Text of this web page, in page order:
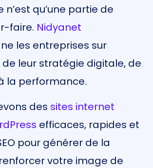
qu’une partie de
faire. Nidyanet
les entreprises sur
de leur stratégie digitale, de
la performance.
des sites internet
efficaces, rapides et
pour générer de la
votre image de